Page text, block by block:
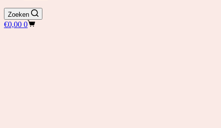
Zoeken
Winkelwagen
€0,00 0